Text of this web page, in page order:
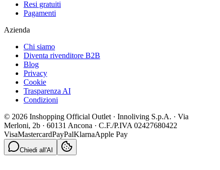
Resi gratuiti
Pagamenti
Azienda
Chi siamo
Diventa rivenditore B2B
Blog
Privacy
Cookie
Trasparenza AI
Condizioni
© 2026 Inshopping Official Outlet · Innoliving S.p.A. · Via
Merloni, 2b · 60131 Ancona · C.F./P.IVA 02427680422
VisaMastercardPayPalKlarnaApple Pay
Chiedi all'AI